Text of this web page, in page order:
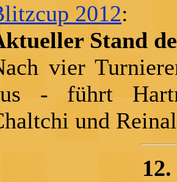
2012:
Stand
vier
- führt
und